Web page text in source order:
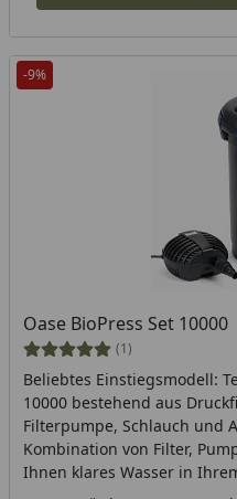
-9%
Oase BioPress Set 10000
(1)
Beliebtes Einstiegsmodell:
10000 bestehend aus
Filterpumpe, Schlauch und
Kombination von Filter,
Ihnen klares Wasser in